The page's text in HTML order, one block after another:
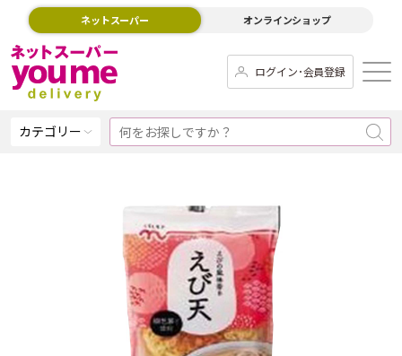
ネットスーパー オンラインショップ
ログイン･会員登録
カテゴリー